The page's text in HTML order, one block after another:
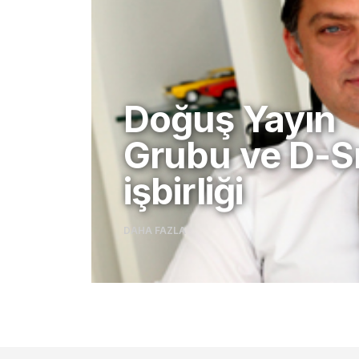
Doğuş Yayın
Grubu ve D-
işbirliği
DAHA FAZLA